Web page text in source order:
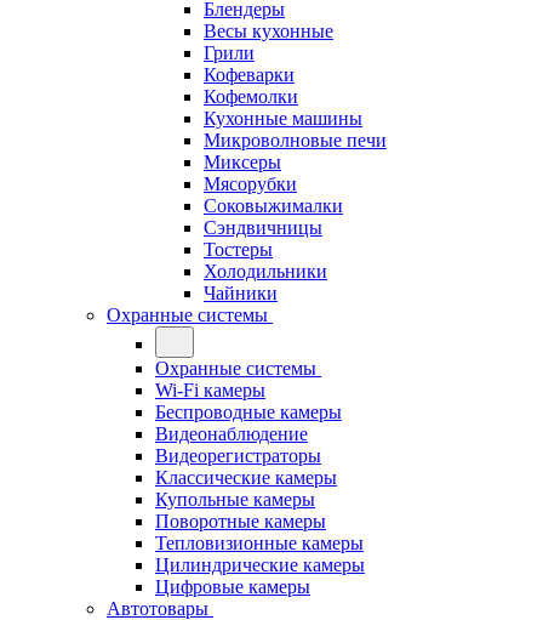
Блендеры
Весы кухонные
Грили
Кофеварки
Кофемолки
Кухонные машины
Микроволновые печи
Миксеры
Мясорубки
Соковыжималки
Сэндвичницы
Тостеры
Холодильники
Чайники
Охранные системы
Охранные системы
Wi-Fi камеры
Беспроводные камеры
Видеонаблюдение
Видеорегистраторы
Классические камеры
Купольные камеры
Поворотные камеры
Тепловизионные камеры
Цилиндрические камеры
Цифровые камеры
Автотовары